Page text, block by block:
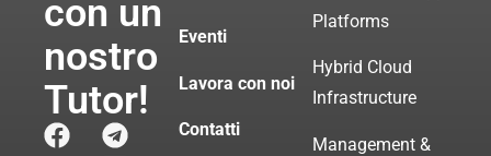
con un
nostro
Tutor!
Eventi
Lavora con noi
Contatti
Platforms
Hybrid Cloud
Infrastructure
Management &